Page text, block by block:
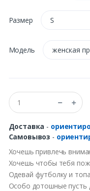
Размер S
Модель женская
Доставка -
Самовывоз -
Хочешь привлечь
Хочешь чтобы тебя
Одевай футболку и
Особо дотошные пусть